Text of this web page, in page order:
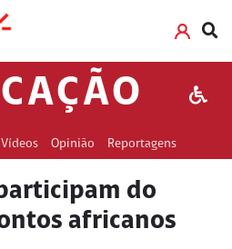
Vídeos Opinião Reportagens
do
africanos